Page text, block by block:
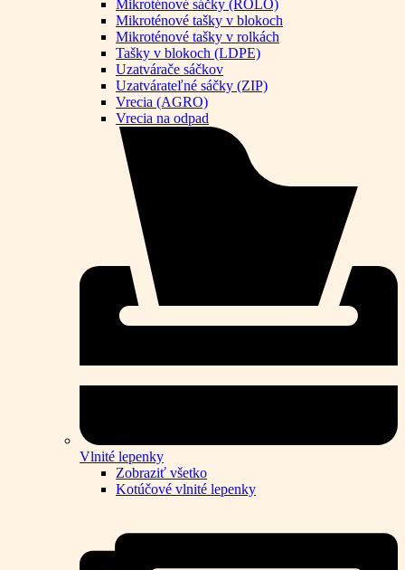
Mikroténové sáčky (ROLO)
Mikroténové tašky v blokoch
Mikroténové tašky v rolkách
Tašky v blokoch (LDPE)
Uzatvárače sáčkov
Uzatvárateľné sáčky (ZIP)
Vrecia (AGRO)
Vrecia na odpad
Vlnité lepenky
Zobraziť všetko
Kotúčové vlnité lepenky